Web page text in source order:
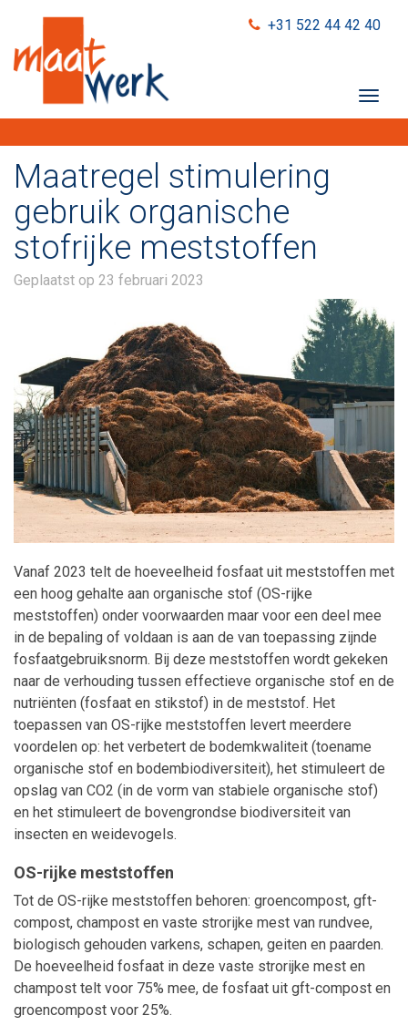
Maatwerk
+31 522 44 42 40
T
o
a
t
i
o
n
Maatregel stimulering
gebruik organische
stofrijke meststoffen
Geplaatst op 23 februari 2023
Vanaf 2023 telt de hoeveelheid fosfaat uit meststoffen met
een hoog gehalte aan organische stof (OS-rijke
meststoffen) onder voorwaarden maar voor een deel mee
in de bepaling of voldaan is aan de van toepassing zijnde
fosfaatgebruiksnorm. Bij deze meststoffen wordt gekeken
naar de verhouding tussen effectieve organische stof en de
nutriënten (fosfaat en stikstof) in de meststof. Het
toepassen van OS-rijke meststoffen levert meerdere
voordelen op: het verbetert de bodemkwaliteit (toename
organische stof en bodembiodiversiteit), het stimuleert de
opslag van CO2 (in de vorm van stabiele organische stof)
en het stimuleert de bovengrondse biodiversiteit van
insecten en weidevogels.
OS-rijke meststoffen
Tot de OS-rijke meststoffen behoren: groencompost, gft-
compost, champost en vaste strorijke mest van rundvee,
biologisch gehouden varkens, schapen, geiten en paarden.
De hoeveelheid fosfaat in deze vaste strorijke mest en
champost telt voor 75% mee, de fosfaat uit gft-compost en
groencompost voor 25%.